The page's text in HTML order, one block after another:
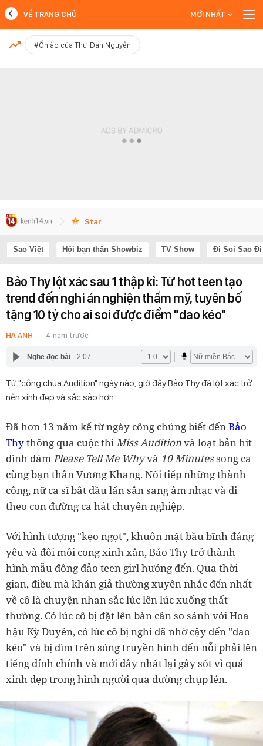
MỚI NHẤT
VỀ TRANG CHỦ MỚI NHẤT
#Ồn ào của Thư Đan Nguyễn
Star
Sao Việt Hội bạn thân Showbiz TV Show Đi Soi Sao Đi
Bảo Thy lột xác sau 1 thập kỉ: Từ hot teen tạo
trend đến nghi án nghiện thẩm mỹ, tuyên bố
tặng 10 tỷ cho ai soi được điểm "dao kéo"
HẠ ANH 4 năm trước
Nghe đọc bài 2:07
Từ "công chúa Audition" ngày nào, giờ đây Bảo Thy đã lột xác trở
nên xinh đẹp và sắc sảo hơn.
Đã hơn 13 năm kể từ ngày công chúng biết đếnBảo
Thythông qua cuộc thiMiss Auditionvà loạt bản hit
đình đámPlease Tell Me Whyvà 10Minutessong ca
cùng bạn thân Vương Khang. Nối tiếp những thành
công, nữ ca sĩ bắt đầu lấn sân sang âm nhạc và đi
theo con đường ca hát chuyên nghiệp.
Với hình tượng "kẹo ngọt", khuôn mặt bầu bĩnh đáng
yêu và đôi môi cong xinh xắn, Bảo Thy trở thành
hình mẫu đông đảo teen girl hướng đến. Qua thời
gian, điều mà khán giả thường xuyên nhắc đến nhất
về cô là chuyện nhan sắc lúc lên lúc xuống thất
thường. Có lúc cô bị đặt lên bàn cân so sánh với Hoa
hậu Kỳ Duyên, có lúc cô bị nghi đã nhờ cậy đến "dao
kéo" và bị dìm trên sóng truyền hình đến nỗi phải lên
tiếng đính chính và mới đây nhất lại gây sốt vì quá
xinh đẹp trong hình người qua đường chụp lén.